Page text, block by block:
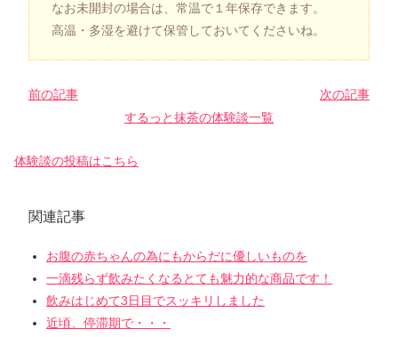
なお未開封の場合は、常温で１年保存できます。
高温・多湿を避けて保管しておいてくださいね。
前の記事
次の記事
するっと抹茶の体験談一覧
体験談の投稿はこちら
関連記事
お腹の赤ちゃんの為にもからだに優しいものを
一滴残らず飲みたくなるとても魅力的な商品です！
飲みはじめて3日目でスッキリしました
近頃、停滞期で・・・